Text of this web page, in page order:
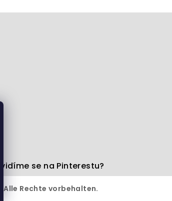
Uvidíme se na Pinterestu?
. Alle Rechte vorbehalten.